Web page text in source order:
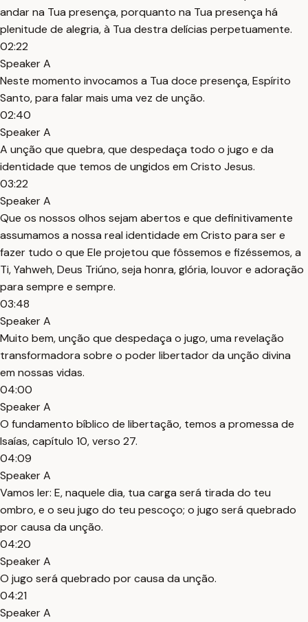
andar na Tua presença, porquanto na Tua presença há
plenitude de alegria, à Tua destra delícias perpetuamente.
02:22
Speaker A
Neste momento invocamos a Tua doce presença, Espírito
Santo, para falar mais uma vez de unção.
02:40
Speaker A
A unção que quebra, que despedaça todo o jugo e da
identidade que temos de ungidos em Cristo Jesus.
03:22
Speaker A
Que os nossos olhos sejam abertos e que definitivamente
assumamos a nossa real identidade em Cristo para ser e
fazer tudo o que Ele projetou que fôssemos e fizéssemos, a
Ti, Yahweh, Deus Triúno, seja honra, glória, louvor e adoração
para sempre e sempre.
03:48
Speaker A
Muito bem, unção que despedaça o jugo, uma revelação
transformadora sobre o poder libertador da unção divina
em nossas vidas.
04:00
Speaker A
O fundamento bíblico de libertação, temos a promessa de
Isaías, capítulo 10, verso 27.
04:09
Speaker A
Vamos ler: E, naquele dia, tua carga será tirada do teu
ombro, e o seu jugo do teu pescoço; o jugo será quebrado
por causa da unção.
04:20
Speaker A
O jugo será quebrado por causa da unção.
04:21
Speaker A